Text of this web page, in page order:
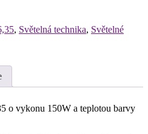
, Světelná technika, Světelné
o vykonu 150W a teplotou barvy